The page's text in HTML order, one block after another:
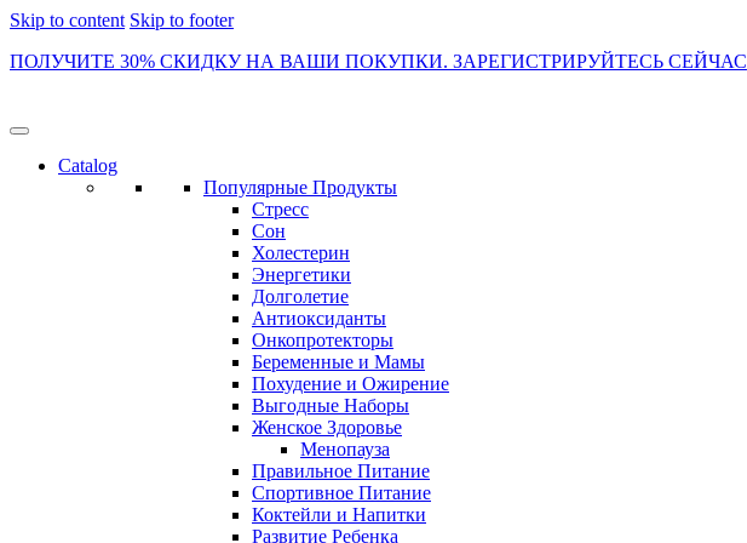
Skip to content Skip to footer
ПОЛУЧИТЕ 30% СКИДКУ НА ВАШИ ПОКУПКИ. ЗАРЕГИСТРИРУЙТЕСЬ СЕЙЧАС
Catalog
Популярные Продукты
Стресс
Сон
Холестерин
Энергетики
Долголетие
Антиоксиданты
Онкопротекторы
Беременные и Мамы
Похудение и Ожирение
Выгодные Наборы
Женское Здоровье
Менопауза
Правильное Питание
Спортивное Питание
Коктейли и Напитки
Развитие Ребенка